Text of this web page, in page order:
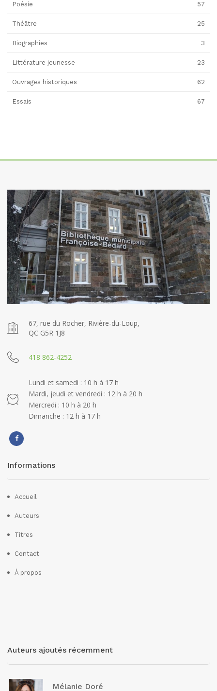
Poésie 57
Théâtre 25
Biographies 3
Littérature jeunesse 23
Ouvrages historiques 62
Essais 67
67, rue du Rocher, Rivière-du-Loup,
QC G5R 1J8
418 862-4252
Lundi et samedi : 10 h à 17 h
Mardi, jeudi et vendredi : 12 h à 20 h
Mercredi : 10 h à 20 h
Dimanche : 12 h à 17 h
Informations
Accueil
Auteurs
Titres
Contact
À propos
Auteurs ajoutés récemment
Mélanie Doré